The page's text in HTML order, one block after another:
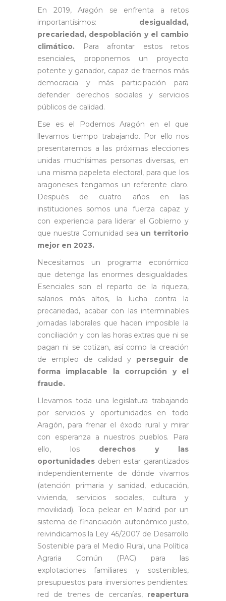
En 2019, Aragón se enfrenta a retos
importantísimos: desigualdad,
precariedad, despoblación y el cambio
climático. Para afrontar estos retos
esenciales, proponemos un proyecto
potente y ganador, capaz de traernos más
democracia y más participación para
defender derechos sociales y servicios
públicos de calidad.
Ese es el Podemos Aragón en el que
llevamos tiempo trabajando. Por ello nos
presentaremos a las próximas elecciones
unidas muchísimas personas diversas, en
una misma papeleta electoral, para que los
aragoneses tengamos un referente claro.
Después de cuatro años en las
instituciones somos una fuerza capaz y
con experiencia para liderar el Gobierno y
que nuestra Comunidad sea un territorio
mejor en 2023.
Necesitamos un programa económico
que detenga las enormes desigualdades.
Esenciales son el reparto de la riqueza,
salarios más altos, la lucha contra la
precariedad, acabar con las interminables
jornadas laborales que hacen imposible la
conciliación y con las horas extras que ni se
pagan ni se cotizan, así como la creación
de empleo de calidad y perseguir de
forma implacable la corrupción y el
fraude.
Llevamos toda una legislatura trabajando
por servicios y oportunidades en todo
Aragón, para frenar el éxodo rural y mirar
con esperanza a nuestros pueblos. Para
ello, los derechos y las
oportunidades deben estar garantizados
independientemente de dónde vivamos
(atención primaria y sanidad, educación,
vivienda, servicios sociales, cultura y
movilidad). Toca pelear en Madrid por un
sistema de financiación autonómico justo,
reivindicamos la Ley 45/2007 de Desarrollo
Sostenible para el Medio Rural, una Política
Agraria Común (PAC) para las
explotaciones familiares y sostenibles,
presupuestos para inversiones pendientes:
red de trenes de cercanías,reapertura